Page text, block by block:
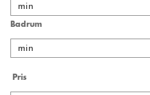
min
Badrum
min
Pris